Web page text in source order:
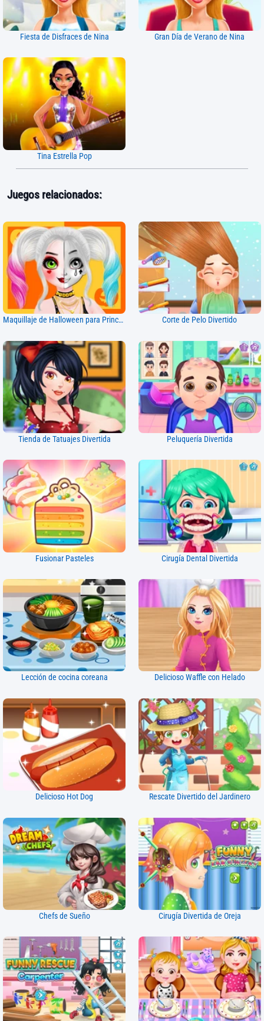
Fiesta de Disfraces de Nina Gran Día de Verano de Nina
Tina Estrella Pop
Juegos relacionados:
Maquillaje de Halloween para Princesas Corte de Pelo Divertido
Tienda de Tatuajes Divertida Peluquería Divertida
Fusionar Pasteles Cirugía Dental Divertida
Lección de cocina coreana Delicioso Waffle con Helado
Delicioso Hot Dog Rescate Divertido del Jardinero
Chefs de Sueño Cirugía Divertida de Oreja